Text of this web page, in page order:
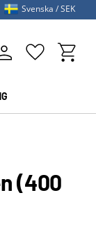
Favoriter
Svenska SEK
(400